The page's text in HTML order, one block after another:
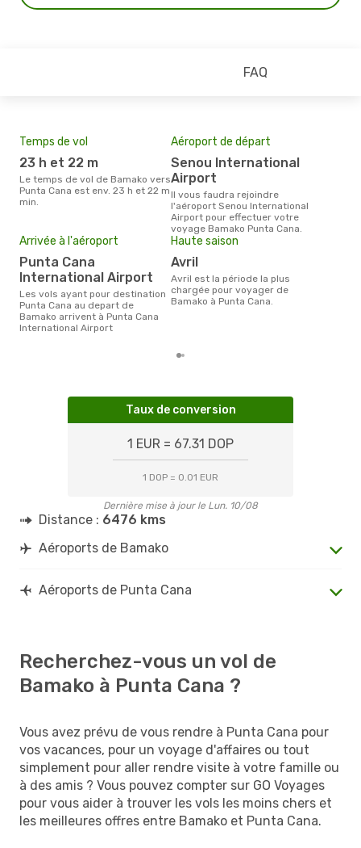
FAQ
Temps de vol
23 h et 22 m
Le temps de vol de Bamako vers
Punta Cana est env. 23 h et 22 m
min.
Aéroport de départ
Senou International
Airport
Il vous faudra rejoindre
l'aéroport Senou International
Airport pour effectuer votre
voyage Bamako Punta Cana.
Arrivée à l'aéroport
Punta Cana
International Airport
Les vols ayant pour destination
Punta Cana au depart de
Bamako arrivent à Punta Cana
International Airport
Haute saison
avril
avril est la période la plus
chargée pour voyager de
Bamako à Punta Cana.
Taux de conversion
1 EUR = 67.31 DOP
1 DOP = 0.01 EUR
Dernière mise à jour le Lun. 10/08
Distance : 6476 kms
Aéroports de Bamako
Aéroports de Punta Cana
Recherchez-vous un vol de
Bamako à Punta Cana ?
Vous avez prévu de vous rendre à Punta Cana pour
vos vacances, pour un voyage d'affaires ou tout
simplement pour aller rendre visite à votre famille ou
à des amis ? Vous pouvez compter sur GO Voyages
pour vous aider à trouver les vols les moins chers et
les meilleures offres entre Bamako et Punta Cana.